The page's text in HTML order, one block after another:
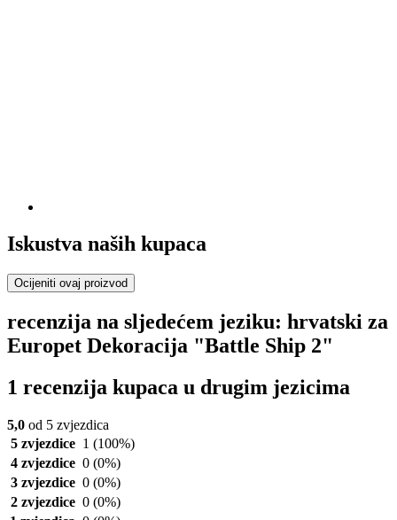
Iskustva naših kupaca
Ocijeniti ovaj proizvod
recenzija na sljedećem jeziku: hrvatski za
Europet Dekoracija "Battle Ship 2"
1 recenzija kupaca u drugim jezicima
5,0 od 5 zvjezdica
5 zvjezdice 1 (100%)
4 zvjezdice 0 (0%)
3 zvjezdice 0 (0%)
2 zvjezdice 0 (0%)